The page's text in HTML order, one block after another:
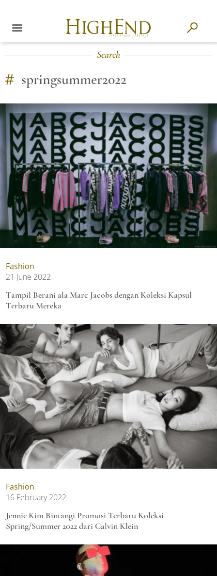
Search
# springsummer2022
Fashion
21 June 2022
Tampil Berani ala Marc Jacobs dengan Koleksi Kapsul
Terbaru Mereka
Fashion
16 February 2022
Jennie Kim Bintangi Promosi Terbaru Koleksi
Spring/Summer 2022 dari Calvin Klein